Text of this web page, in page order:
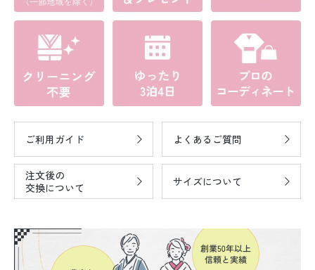
ご利用ガイド よくあるご質問
注文後の
交換について
サイズについて